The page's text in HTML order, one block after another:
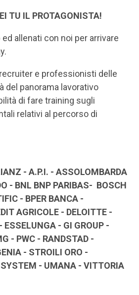
TU IL PROTAGONISTA!
allenati con noi per arrivare
e professionisti delle
del panorama lavorativo
di fare training sugli
relativi al percorso di
- A.P.I. - ASSOLOMBARDA
- BNL BNP PARIBAS- BOSCH
- BPER BANCA -
AGRICOLE - DELOITTE -
ESSELUNGA - GI GROUP -
- PWC - RANDSTAD -
- STROILI ORO -
- UMANA - VITTORIA